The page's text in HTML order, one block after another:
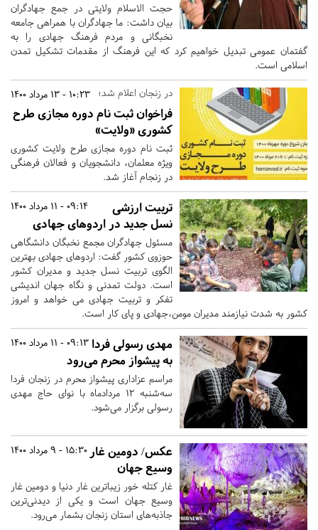
حجت الاسلام ولایتی در جمع جهادگران
بیان داشت: ما جهادگران با همراهی جامعه
نخبگانی و مردم فرهنگ جهادی را به
گفتمان عمومی تبدیل خواهیم کرد که این فرهنگ از مقدمات تشکیل تمدن
اسلامی است.
10:23 - 13 مرداد 1400 در زنجان اعلام شد؛
فراخوان ثبت نام دوره مجازی طرح
کشوری «ولایت»
ثبت نام دوره مجازی طرح ولایت کشوری
ویژه معلمان، دانشجویان و فعالان فرهنگی
در زنجام آغاز شد.
09:14 - 11 مرداد 1400
تربیت ارزشی
نسل جدید در اردوهای جهادی
مسئول جهادگران مجمع نخبگان دانشگاهی
حوزوی کشور گفت: اردوهای جهادی بهترین
الگوی تربیت نسل جدید و مدیران کشور
است. دولت تمدنی و نگاه جهان اندیشی
تفکر و تربیت جهادی می خواهد و امروز
کشور به شدت نیازمند مدیران مومن،جهادی و پای کار است.
09:13 - 11 مرداد 1400 مهدی رسولی فردا
به پیشواز محرم می‌رود
مراسم عزاداری پیشواز محرم در زنجان فردا
سه‌شنبه 12 مردادماه با نوای حاج مهدی
رسولی برگزار می‌شود.
15:30 - 9 مرداد 1400 عکس/ دومین غار
وسیع جهان
غار کتله خور زیباترین غار دنیا و دومین غار
وسیع جهان است و یکی از دیدنی‌ترین
جاذبه‌های استان زنجان بشمار می‌رود.